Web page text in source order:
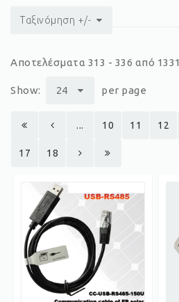
Ταξινόμηση +/-
Αποτελέσματα 313 - 336 από 1331
Show: 24 per page
... 10 11 12
17 18